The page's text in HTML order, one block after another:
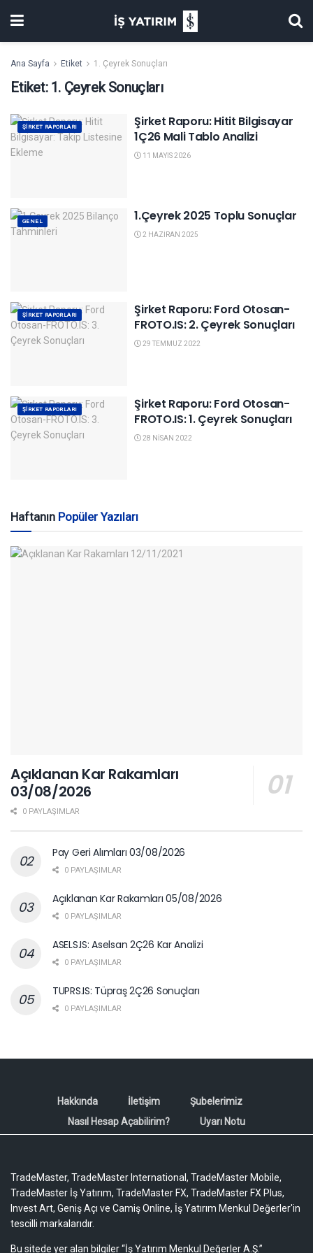
Ana Sayfa Etiket 1. Çeyrek Sonuçları
Etiket: 1. Çeyrek Sonuçları
ŞIRKET RAPORLARI
Şirket Raporu: Hitit Bilgisayar
1Ç26 Mali Tablo Analizi
11 MAYIS 2026
GENEL 1.Çeyrek 2025 Toplu Sonuçlar
2 HAZIRAN 2025
ŞIRKET RAPORLARI
Şirket Raporu: Ford Otosan-
FROTO.IS: 2. Çeyrek Sonuçları
29 TEMMUZ 2022
ŞIRKET RAPORLARI
Şirket Raporu: Ford Otosan-
FROTO.IS: 1. Çeyrek Sonuçları
28 NISAN 2022
Haftanın Popüler Yazıları
Açıklanan Kar Rakamları
03/08/2026
0 PAYLAŞIMLAR
Pay Geri Alımları 03/08/2026
0 PAYLAŞIMLAR
Açıklanan Kar Rakamları 05/08/2026
0 PAYLAŞIMLAR
ASELS.IS: Aselsan 2Ç26 Kar Analizi
0 PAYLAŞIMLAR
TUPRS.IS: Tüpraş 2Ç26 Sonuçları
0 PAYLAŞIMLAR
Hakkında İletişim
Şubelerimiz
Nasıl Hesap Açabilirim?
Uyarı Notu
TradeMaster, TradeMaster International, TradeMaster Mobile,
TradeMaster İş Yatırım, TradeMaster FX, TradeMaster FX Plus,
Invest Art, Geniş Açı ve Camiş Online, İş Yatırım Menkul Değerler'in
tescilli markalarıdır.
Bu sitede yer alan bilgiler “İş Yatırım Menkul Değerler A.Ş.”